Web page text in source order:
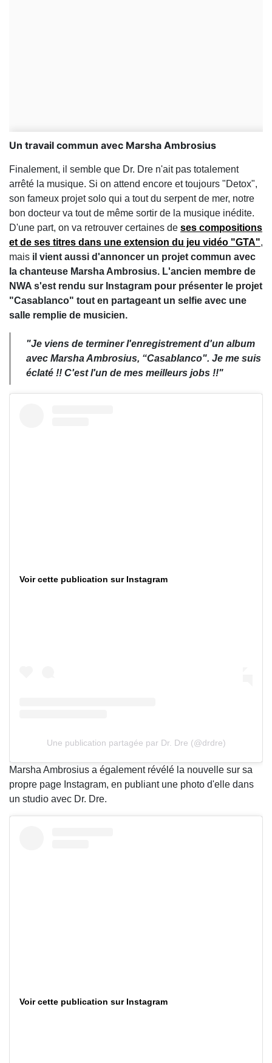
Un travail commun avec Marsha Ambrosius
Finalement, il semble que Dr. Dre n'ait pas totalement
arrêté la musique. Si on attend encore et toujours "Detox",
son fameux projet solo qui a tout du serpent de mer, notre
bon docteur va tout de même sortir de la musique inédite.
D'une part, on va retrouver certaines de ses compositions
et de ses titres dans une extension du jeu vidéo "GTA",
mais il vient aussi d'annoncer un projet commun avec
la chanteuse Marsha Ambrosius. L'ancien membre de
NWA s'est rendu sur Instagram pour présenter le projet
"Casablanco" tout en partageant un selfie avec une
salle remplie de musicien.
"Je viens de terminer l'enregistrement d'un album
avec Marsha Ambrosius, “Casablanco". Je me suis
éclaté !! C'est l'un de mes meilleurs jobs !!"
Voir cette publication sur Instagram
Une publication partagée par Dr. Dre (@drdre)
Marsha Ambrosius a également révélé la nouvelle sur sa
propre page Instagram, en publiant une photo d'elle dans
un studio avec Dr. Dre.
Voir cette publication sur Instagram